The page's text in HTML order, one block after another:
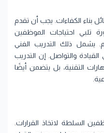
بناء الكفاءات. يجب أن تقدم
تلبي احتياجات الموظفين
يشمل ذلك التدريب الفني
والتواصل. إن التدريب
التقنية، بل يتضمن أيضًا
السلطة لاتخاذ القرارات.